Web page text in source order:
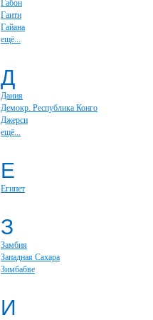
Габон
Гаити
Гайана
ещё...
Д
Дания
Демокр. Республика Конго
Джерси
ещё...
Е
Египет
З
Замбия
Западная Сахара
Зимбабве
И